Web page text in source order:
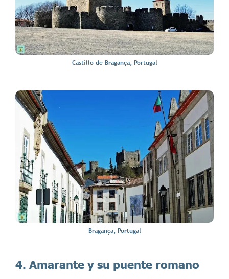
Castillo de Bragança, Portugal
Bragança, Portugal
4. Amarante y su puente romano